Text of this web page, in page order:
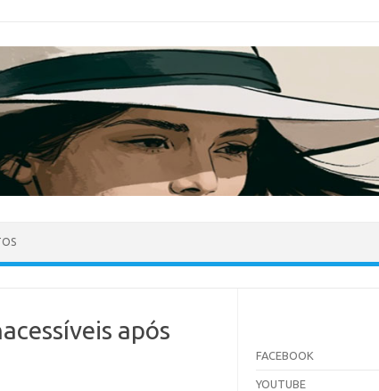
após
FACEBOOK
YOUTUBE